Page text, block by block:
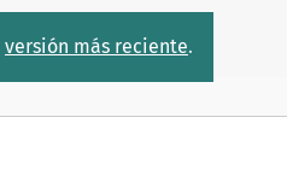
versión más reciente.